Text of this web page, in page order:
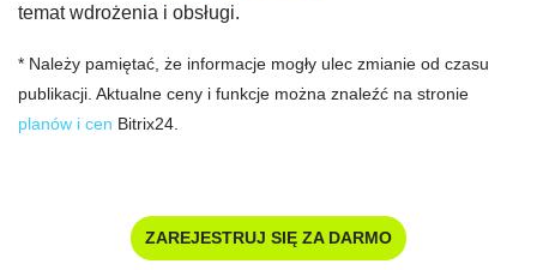
temat wdrożenia i obsługi.
* Należy pamiętać, że informacje mogły ulec zmianie od czasu
publikacji. Aktualne ceny i funkcje można znaleźć na stronie
planów i cen Bitrix24.
ZAREJESTRUJ SIĘ ZA DARMO